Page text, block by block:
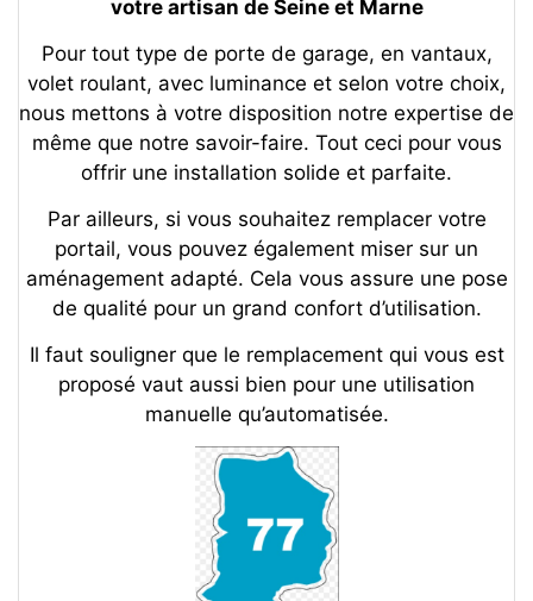
votre artisan de Seine et Marne
Pour tout type de porte de garage, en vantaux,
volet roulant, avec luminance et selon votre choix,
nous mettons à votre disposition notre expertise de
même que notre savoir-faire. Tout ceci pour vous
offrir une installation solide et parfaite.
Par ailleurs, si vous souhaitez remplacer votre
portail, vous pouvez également miser sur un
aménagement adapté. Cela vous assure une pose
de qualité pour un grand confort d’utilisation.
Il faut souligner que le remplacement qui vous est
proposé vaut aussi bien pour une utilisation
manuelle qu’automatisée.